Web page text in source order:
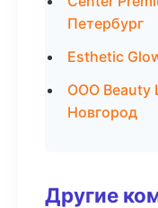
Петербург
Esthetic
ООО Beauty
Новгород
Другие